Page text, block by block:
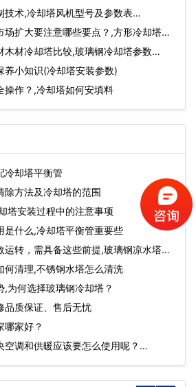
技术,冷却塔风机型号及参数表…
场扩大要注意哪些要点？,方形冷却塔安
木材冷却塔比较,玻璃钢冷却塔参数…
养小知识(冷却塔安装参数)
操作？,冷却塔如何安填料
冷却塔平衡管
除方法及冷却塔的范围
塔安装过程中的注意事项
是什么,冷却塔平衡管重要些
运转，需具备这些前提,玻璃钢凉水塔型
何清理,不锈钢水塔怎么清洗
,为何选择玻璃钢冷却塔？
品质保证、售后无忧
哪家好？
空调和供暖应该要怎么使用呢？…